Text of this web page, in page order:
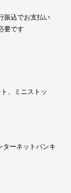
振込でお支払い
要です
、ミニストッ
ターネットバンキ